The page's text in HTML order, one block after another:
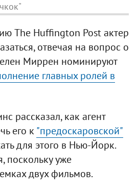
The Huffington Post актер
отвечая на вопрос о
Миррен номинируют
главных ролей в
рассказал, как агент
его к "предоскаровской"
для этого в Нью-Йорк.
поскольку уже
двух фильмов.